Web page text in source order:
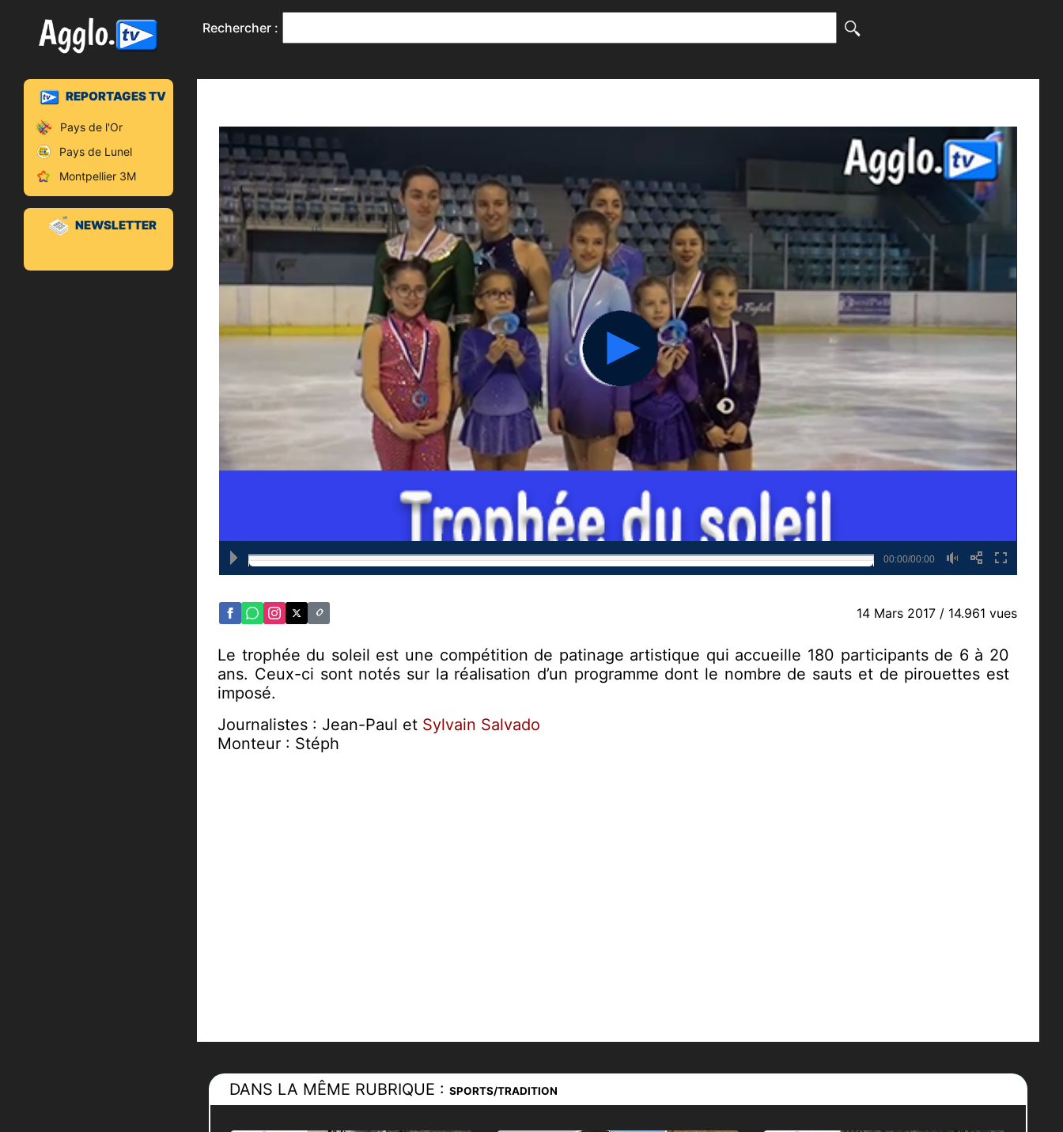
[()]
Rechercher :
REPORTAGES TV
Pays de l'Or
Pays de Lunel
Montpellier 3M
NEWSLETTER
00:00/00:00
14 Mars 2017 / 14.961 vues
Le trophée du soleil est une compétition de patinage artistique qui accueille 180 participants de 6 à 20
ans. Ceux-ci sont notés sur la réalisation d’un programme dont le nombre de sauts et de pirouettes est
imposé.
Journalistes : Jean-Paul et Sylvain Salvado
Monteur : Stéph
DANS LA MÊME RUBRIQUE :SPORTS/TRADITION